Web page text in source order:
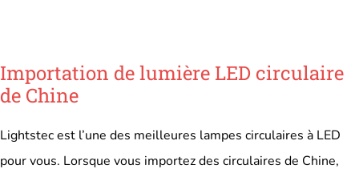
Importation de lumière LED circulaire
de Chine
Lightstec est l’une des meilleures lampes circulaires à LED
pour vous. Lorsque vous importez des circulaires de Chine,